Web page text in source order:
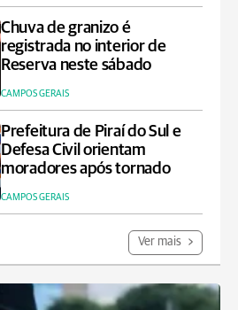
Chuva de granizo é
registrada no interior de
Reserva neste sábado
CAMPOS GERAIS
Prefeitura de Piraí do Sul e
Defesa Civil orientam
moradores após tornado
CAMPOS GERAIS
Ver mais